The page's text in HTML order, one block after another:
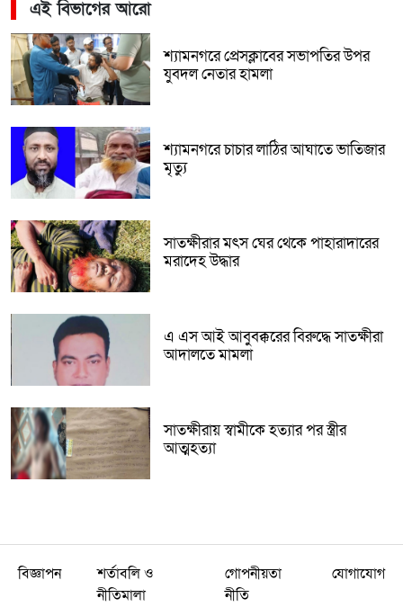
এই বিভাগের আরো
শ্যামনগরে প্রেসক্লাবের সভাপতির উপর
যুবদল নেতার হামলা
শ্যামনগরে চাচার লাঠির আঘাতে ভাতিজার
মৃত্যু
সাতক্ষীরার মৎস ঘের থেকে পাহারাদারের
মরাদেহ উদ্ধার
এ এস আই আবুবক্করের বিরুদ্ধে সাতক্ষীরা
আদালতে মামলা
সাতক্ষীরায় স্বামীকে হত্যার পর স্ত্রীর
আত্মহত্যা
বিজ্ঞাপন
শর্তাবলি ও
নীতিমালা
গোপনীয়তা
নীতি
যোগাযোগ